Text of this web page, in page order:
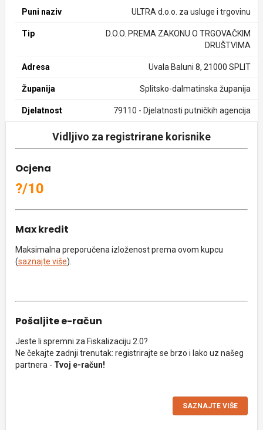
Puni naziv ULTRA d.o.o. za usluge i trgovinu
Tip
D.O.O. PREMA ZAKONU O TRGOVAČKIM
DRUŠTVIMA
Adresa Uvala Baluni 8, 21000 SPLIT
Županija Splitsko-dalmatinska županija
Djelatnost 79110 - Djelatnosti putničkih agencija
Vidljivo za registrirane korisnike
Ocjena
?/10
Max kredit
Maksimalna preporučena izloženost prema ovom kupcu
(saznajte više).
Pošaljite e-račun
Jeste li spremni za Fiskalizaciju 2.0?
Ne čekajte zadnji trenutak: registrirajte se brzo i lako uz našeg
partnera - Tvoj e-račun!
SAZNAJTE VIŠE